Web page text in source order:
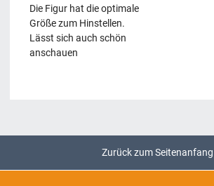
Die Figur hat die optimale
Größe zum Hinstellen.
Lässt sich auch schön
anschauen
Zurück zum Seitenanfang